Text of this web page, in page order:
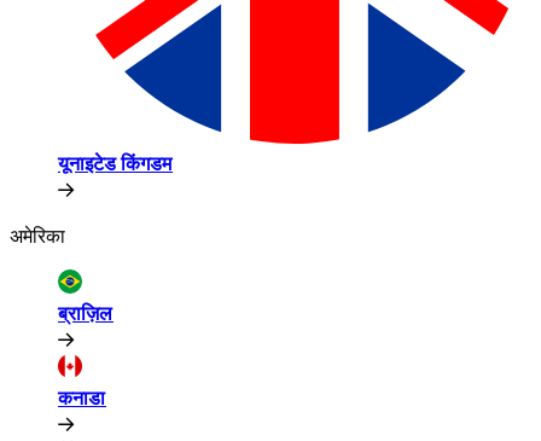
यूनाइटेड किंगडम​​
अमेरिका​​
ब्राज़िल​​
कनाडा​​